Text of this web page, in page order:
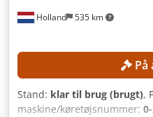
Holland 535 km
På
Stand: klar til brug (brugt),
maskine/køretøjsnummer: